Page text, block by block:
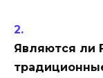
Являются ли